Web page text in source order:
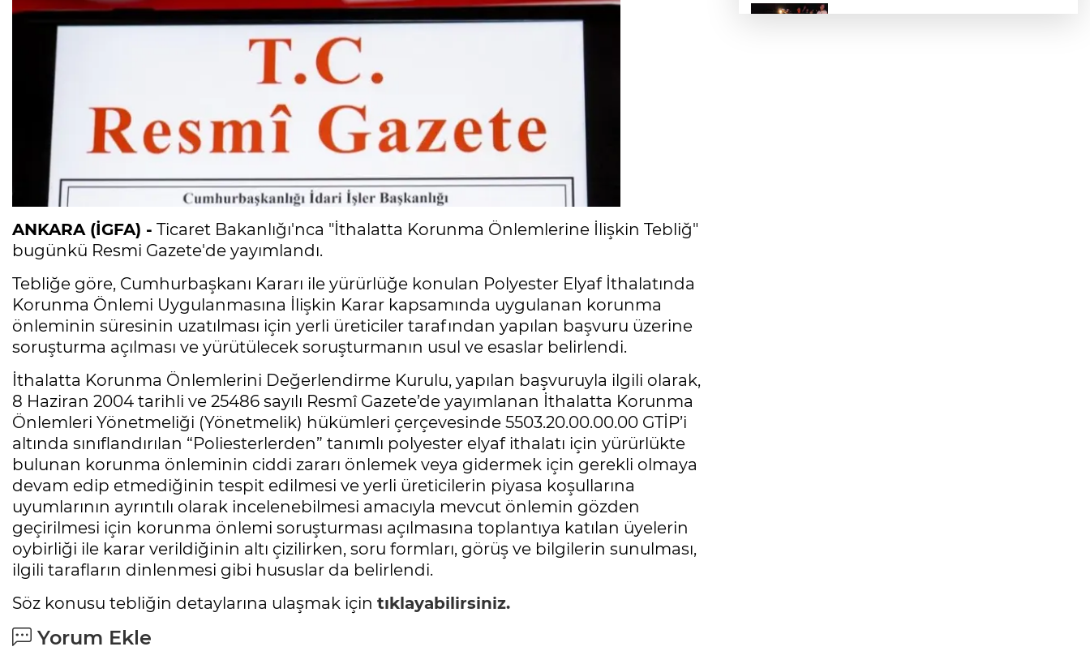
ANKARA (İGFA) - Ticaret Bakanlığı'nca "İthalatta Korunma Önlemlerine İlişkin Tebliğ"
bugünkü Resmi Gazete'de yayımlandı.
Tebliğe göre, Cumhurbaşkanı Kararı ile yürürlüğe konulan Polyester Elyaf İthalatında
Korunma Önlemi Uygulanmasına İlişkin Karar kapsamında uygulanan korunma
önleminin süresinin uzatılması için yerli üreticiler tarafından yapılan başvuru üzerine
soruşturma açılması ve yürütülecek soruşturmanın usul ve esaslar belirlendi.
İthalatta Korunma Önlemlerini Değerlendirme Kurulu, yapılan başvuruyla ilgili olarak,
8 Haziran 2004 tarihli ve 25486 sayılı Resmî Gazete’de yayımlanan İthalatta Korunma
Önlemleri Yönetmeliği (Yönetmelik) hükümleri çerçevesinde 5503.20.00.00.00 GTİP’i
altında sınıflandırılan “Poliesterlerden” tanımlı polyester elyaf ithalatı için yürürlükte
bulunan korunma önleminin ciddi zararı önlemek veya gidermek için gerekli olmaya
devam edip etmediğinin tespit edilmesi ve yerli üreticilerin piyasa koşullarına
uyumlarının ayrıntılı olarak incelenebilmesi amacıyla mevcut önlemin gözden
geçirilmesi için korunma önlemi soruşturması açılmasına toplantıya katılan üyelerin
oybirliği ile karar verildiğinin altı çizilirken, soru formları, görüş ve bilgilerin sunulması,
ilgili tarafların dinlenmesi gibi hususlar da belirlendi.
Söz konusu tebliğin detaylarına ulaşmak için tıklayabilirsiniz.
Yorum Ekle